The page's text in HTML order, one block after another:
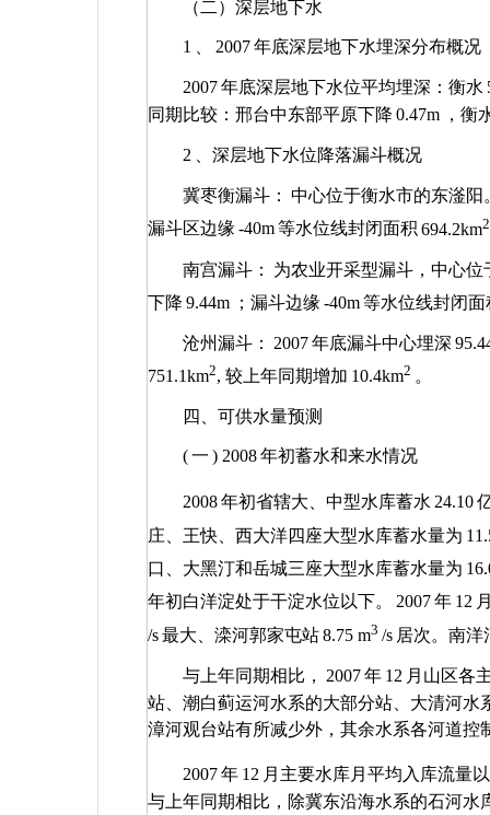
（二）深层地下水
1 2007年底深层地下水埋深分布概况
2007年底深层地下水位平均埋深：衡水
同期比较：邢台中东部平原下降 0.47m ，衡
2 、深层地下水位降落漏斗概况
冀枣衡漏斗： 中心位于衡水市的东滏阳
漏斗区边缘-40m等水位线封闭面积 694.2km2
南宫漏斗：
为农业开采型漏斗，中心位
下降 9.44m ；漏斗边缘-40m等水位线封闭面
沧州漏斗： 2007年底漏斗中心埋深
751.1km2, 较上年同期增加 10.4km2 。
四、可供水量预测
(一 ) 2008年初蓄水和来水情况
2008年初省辖大、中型水库蓄水 24.10
庄、王快、西大洋四座大型水库蓄水量为
口、大黑汀和岳城三座大型水库蓄水量为
年初白洋淀处于干淀水位以下。
2007年 12
/s最大、滦河郭家屯站8.75 m3 /s 居次。南洋
与上年同期相比， 2007年 12 月山区各
站、潮白蓟运河水系的大部分站、大清河
漳河观台站有所减少外，其余水系各河道控
2007年 12 月主要水库月平均入库流量
与上年同期相比，除冀东沿海水系的石河